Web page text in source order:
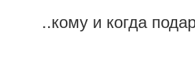
..кому и когда